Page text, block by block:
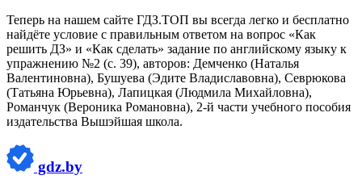
Теперь на нашем сайте ГДЗ.ТОП вы всегда легко и бесплатно
найдёте условие с правильным ответом на вопрос «Как
решить ДЗ» и «Как сделать» задание по английскому языку к
упражнению №2 (с. 39), авторов: Демченко (Наталья
Валентиновна), Бушуева (Эдите Владиславовна), Севрюкова
(Татьяна Юрьевна), Лапицкая (Людмила Михайловна),
Романчук (Вероника Романовна), 2-й части учебного пособия
издательства Вышэйшая школа.
gdz.by